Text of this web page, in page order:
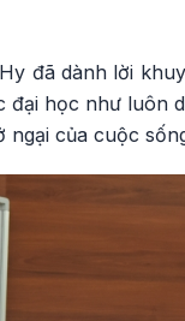
đã dành lời
học như luôn
của cuộc